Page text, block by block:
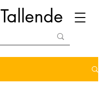
Tallende